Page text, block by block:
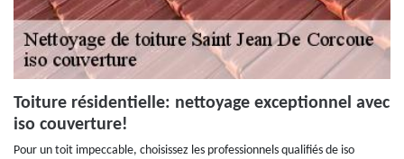
Toiture résidentielle: nettoyage exceptionnel avec
iso couverture!
Pour un toit impeccable, choisissez les professionnels qualifiés de iso